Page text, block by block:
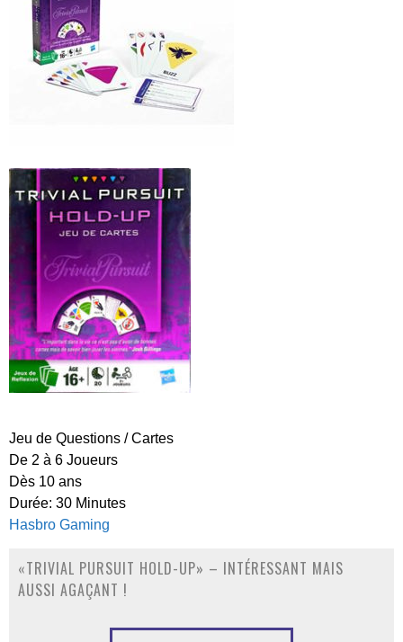
Jeu de Questions / Cartes
De 2 à 6 Joueurs
Dès 10 ans
Durée: 30 Minutes
Hasbro Gaming
«TRIVIAL PURSUIT HOLD-UP» – INTÉRESSANT MAIS
AUSSI AGAÇANT !